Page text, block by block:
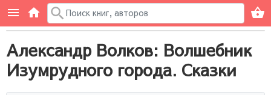
Александр Волков: Волшебник
Изумрудного города. Сказки